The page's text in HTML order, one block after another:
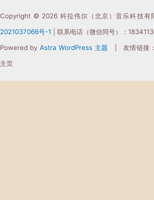
Copyright © 2026 科拉伟尔（北京）音乐科技
2021037066号-1 | 联系电话（微信同号）：
Powered by Astra WordPress 主题 | 友情链接
主页